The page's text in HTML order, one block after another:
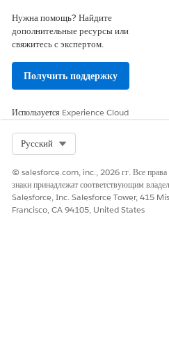
Нужна помощь? Найдите
дополнительные ресурсы или
свяжитесь с экспертом.
Получить поддержку
Используется Experience Cloud
Русский
© salesforce.com, inc., 2026 гг. Все
знаки принадлежат соответствующим
Salesforce, Inc. Salesforce Tower, 415
Francisco, CA 94105, United States